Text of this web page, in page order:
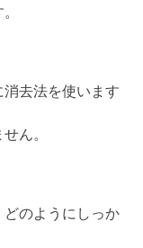
去法を使います
ん。
どのようにしっか